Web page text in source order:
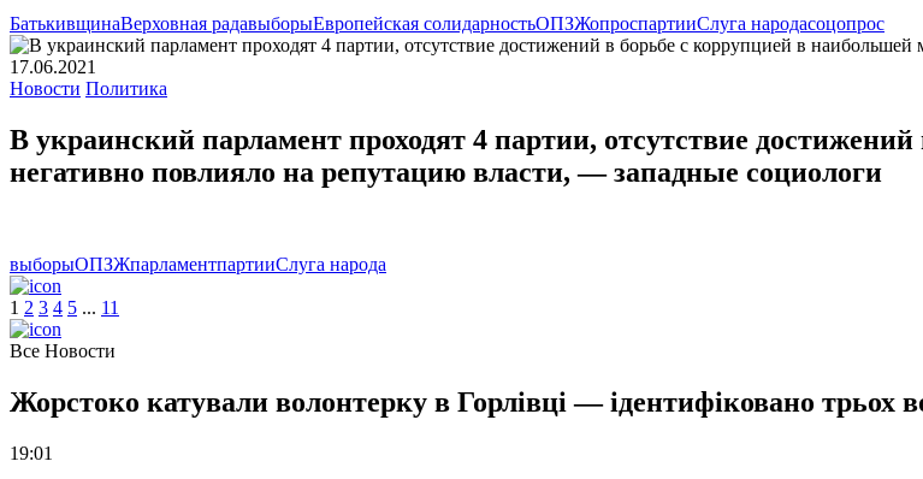
БатькивщинаВерховная радавыборыЕвропейская солидарностьОПЗЖопроспартииСлуга народасоцопрос
17.06.2021
Новости Политика
В украинский парламент проходят 4 партии, отсутствие
негативно повлияло на репутацию власти, — западные социологи
выборыОПЗЖпарламентпартииСлуга народа
1 2 3 4 5 ... 11
Все Новости
Жорстоко катували волонтерку в Горлівці — ідентифіковано трьох
19:01